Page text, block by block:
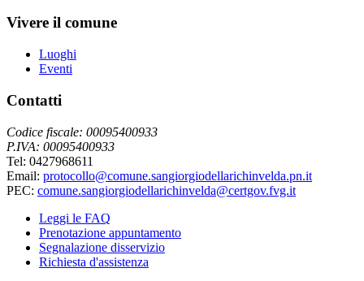
Vivere il comune
Luoghi
Eventi
Contatti
Codice fiscale: 00095400933
P.IVA: 00095400933
Tel: 0427968611
Email: protocollo@comune.sangiorgiodellarichinvelda.pn.it
PEC: comune.sangiorgiodellarichinvelda@certgov.fvg.it
Leggi le FAQ
Prenotazione appuntamento
Segnalazione disservizio
Richiesta d'assistenza